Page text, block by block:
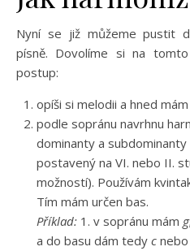
Nyní se již můžeme pustit
písně. Dovolíme si na
postup:
opíši si melodii a hned
podle sopránu navrhnu
dominanty a
postavený na VI. nebo II.
možností). Používám
Tím mám určen bas.
Příklad: 1. v sopránu mám g
a do basu dám tedy c